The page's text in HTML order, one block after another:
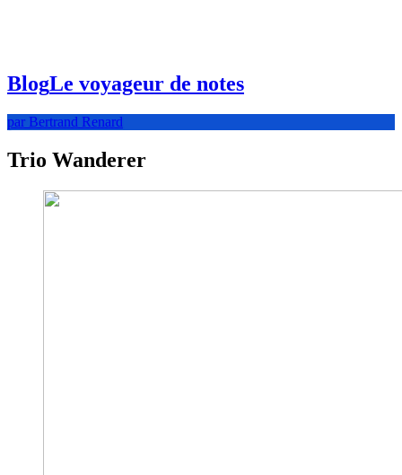
BlogLe voyageur de notes
par Bertrand Renard
Trio Wanderer